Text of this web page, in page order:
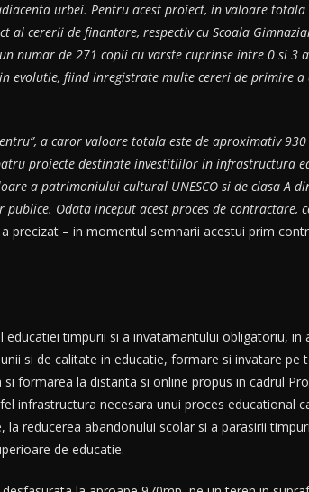
urbei. Pentru acest proiect, in valoare
cererii de finantare, respectiv cu Scoala
numar de 271 copii cu varste cuprinse intre 0 si 3
evolutie, fiind inregistrate multe cereri de primire
a caror valoare totala este de aproximativ
proiecte destinate investitiilor in infrastructura
a patrimoniului cultural UNESCO si de clasa A
Odata inceput acest proces de contractare,
precizat – in momentul semnarii acestui prim
timpurii si a invatamantului obligatoriu, in
si de calitate in educatie, formare si invatare pe
formarea la distanta si online propus in cadrul
infrastructura necesara unui proces educational
reducerea abandonului scolar si a parasirii
de educatie.